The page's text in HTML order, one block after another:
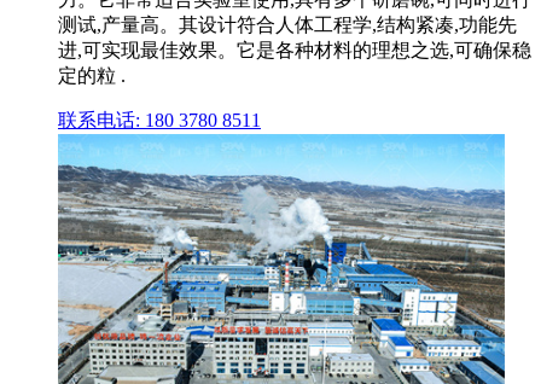
测试,产量高。其设计符合人体工程学,结构紧凑,功能先
进,可实现最佳效果。它是各种材料的理想之选,可确保稳
定的粒 .
联系电话: 180 3780 8511